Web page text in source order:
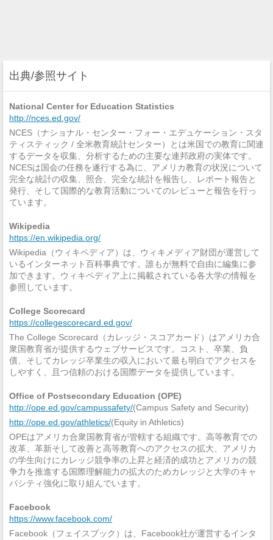
出典/参照サイト
National Center for Education Statistics
http://nces.ed.gov/
NCES（ナショナル・センター・フォー・エデュケーション・スタ
ティスティック / 全米教育統計センター）とは米国での教育に関連
するデータを収集、分析するための主要な連邦政府の実体です。
NCESは国会の任務を遂行する為に、アメリカ教育の状況について
完全な統計の収集、照合、完全な統計を報告し、レポート報告と
発行、そして国際的な教育活動についてのレビューと報告を行っ
ています。
Wikipedia
https://en.wikipedia.org/
Wikipedia（ウィキペディア）は、ウィキメディア財団が運営して
いるインターネット百科事典です。誰もが無料で自由に編集に参
加できます。ウィキペディア上に掲載されている各大学の情報を
参照しています。
College Scorecard
https://collegescorecard.ed.gov/
The College Scorecard（カレッジ・スコアカード）はアメリカ合
衆国教育省が提供するウェブサービスです。コスト、卒業、負
債、そしてカレッジ卒業生の収入において最も明白でアクセスを
しやすく、且つ信頼のおける国際データを提供しています。
Office of Postsecondary Education (OPE)
http://ope.ed.gov/campussafety/(Campus Safety and Security)
http://ope.ed.gov/athletics/(Equity in Athletics)
OPEはアメリカ合衆国教育省が管轄する組織です。高等教育での
改革、革新そして改善と高等教育へのアクセスの拡大、アメリカ
の学生向けにカレッジ競争率の上昇と経済的成功とアメリカの競
争力を推進する国際理解能力の拡大のためカレッジと大学のキャ
パシティ強化に取り組んでいます。
Facebook
https://www.facebook.com/
Facebook（フェイスブック）は、Facebook社が運営するインタ